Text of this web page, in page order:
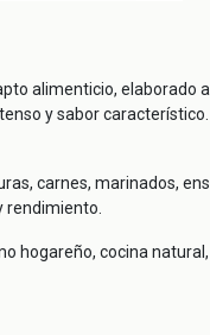
alimenticio, elaborado
y sabor
carnes, marinados,
rendimiento.
hogareño, cocina